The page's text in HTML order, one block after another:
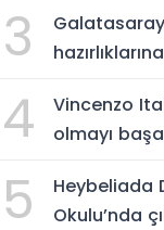
Ankara’ya
3
4
Vincenzo
olmayı
5
Heybeliada
Okulu’nda